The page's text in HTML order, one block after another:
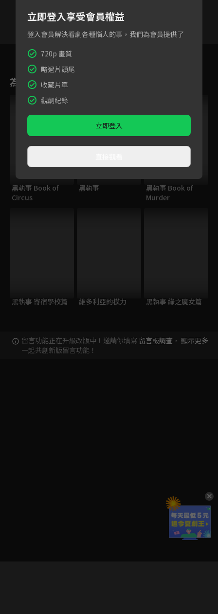
12 OVA1
為您推薦
黑執事 Book of
Circus
黑執事
黑執事 Book of
Murder
黑執事 寄宿學校篇 維多利亞的模力 黑執事 綠之魔女篇
留言功能正在升級改版中！邀請你填寫 留言板調查 ，
一起共創新版留言功能！
顯示更多
立即登入享受會員權益
登入會員解決看劇各種惱人的事，我們為會員提供了
720p 畫質
略過片頭尾
收藏片單
觀劇紀錄
立即登入